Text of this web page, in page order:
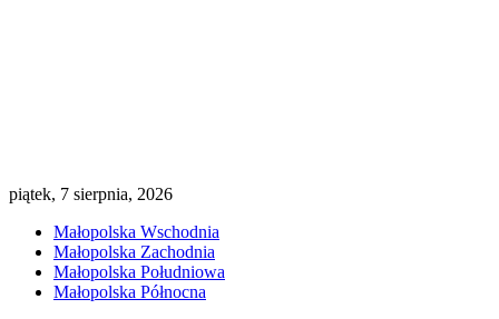
piątek, 7 sierpnia, 2026
Małopolska Wschodnia
Małopolska Zachodnia
Małopolska Południowa
Małopolska Północna